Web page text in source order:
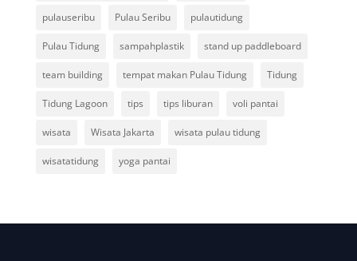
pulauseribu Pulau Seribu pulautidung
Pulau Tidung sampahplastik stand up paddleboard
team building tempat makan Pulau Tidung Tidung
Tidung Lagoon tips tips liburan voli pantai
wisata Wisata Jakarta wisata pulau tidung
wisatatidung yoga pantai